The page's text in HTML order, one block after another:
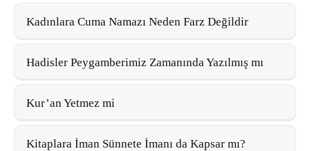
Kadınlara Cuma Namazı Neden Farz Değildir
Hadisler Peygamberimiz Zamanında Yazılmış mı
Kur’an Yetmez mi
Kitaplara İman Sünnete İmanı da Kapsar mı?